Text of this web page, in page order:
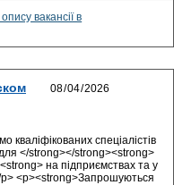
вакансії в
спеціалістів
</strong></strong><strong>
на підприємствах та у
p> <p><strong>Запрошуються